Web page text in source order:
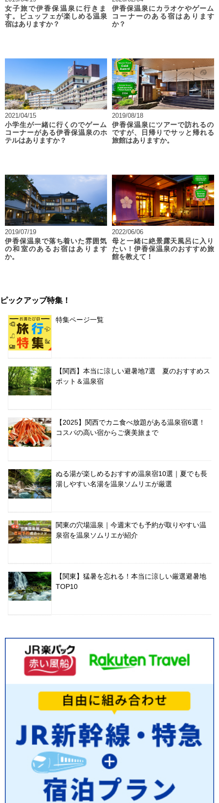
女子旅で伊香保温泉に行きま
す。ビュッフェが楽しめる温泉
宿はありますか？
伊香保温泉にカラオケやゲーム
コーナーのある宿はあります
か？
2021/04/15
小学生が一緒に行くのでゲーム
コーナーがある伊香保温泉のホ
テルはありますか？
2019/08/18
伊香保温泉にツアーで訪れるの
ですが、日帰りでサッと帰れる
旅館はありますか。
2019/07/19
伊香保温泉で落ち着いた雰囲気
の和室のあるお宿はあります
か。
2022/06/06
母と一緒に絶景露天風呂に入り
たい！伊香保温泉のおすすめ旅
館を教えて！
ピックアップ特集！
特集ページ一覧
【関西】本当に涼しい避暑地7選 夏のおすすめス
ポット＆温泉宿
【2025】関西でカニ食べ放題がある温泉宿6選！
コスパの高い宿からご褒美旅まで
ぬる湯が楽しめるおすすめ温泉宿10選｜夏でも長
湯しやすい名湯を温泉ソムリエが厳選
関東の穴場温泉｜今週末でも予約が取りやすい温
泉宿を温泉ソムリエが紹介
【関東】猛暑を忘れる！本当に涼しい厳選避暑地
TOP10